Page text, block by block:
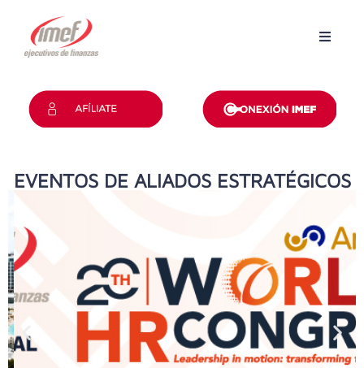
Contacto
EVENTOS DE ALIADOS ESTRATÉGICOS